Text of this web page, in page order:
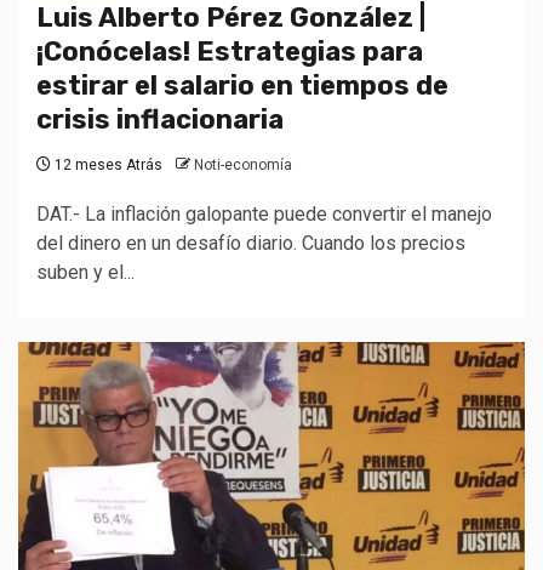
Luis Alberto Pérez González |
¡Conócelas! Estrategias para
estirar el salario en tiempos de
crisis inflacionaria
12 meses Atrás Noti-economía
DAT.- La inflación galopante puede convertir el manejo
del dinero en un desafío diario. Cuando los precios
suben y el...